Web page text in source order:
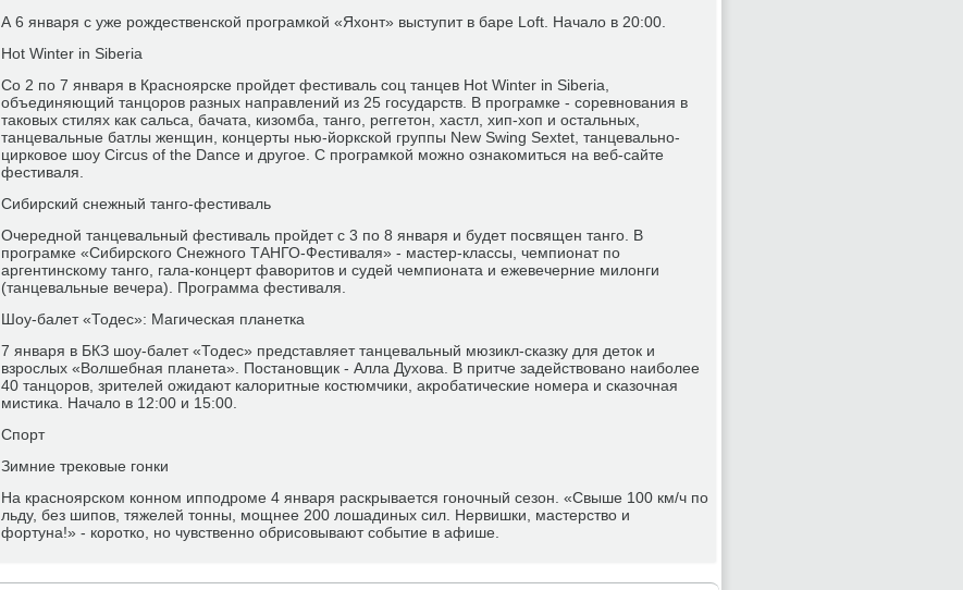
А 6 января с уже рождественской програмкой «Яхонт» выступит в баре Loft. Начало в 20:00.
Hot Winter in Siberia
Со 2 по 7 января в Красноярске пройдет фестиваль соц танцев Hot Winter in Siberia,
объединяющий танцоров разных направлений из 25 государств. В програмке - соревнования в
таковых стилях как сальса, бачата, кизомба, танго, реггетон, хастл, хип-хоп и остальных,
танцевальные батлы женщин, концерты нью-йоркской группы New Swing Sextet, танцевально-
цирковое шоу Circus of the Dance и другое. С програмкой можно ознакомиться на веб-сайте
фестиваля.
Сибирский снежный танго-фестиваль
Очередной танцевальный фестиваль пройдет с 3 по 8 января и будет посвящен танго. В
програмке «Сибирского Снежного ТАНГО-Фестиваля» - мастер-классы, чемпионат по
аргентинскому танго, гала-концерт фаворитов и судей чемпионата и ежевечерние милонги
(танцевальные вечера). Программа фестиваля.
Шоу-балет «Тодес»: Магическая планетка
7 января в БКЗ шоу-балет «Тодес» представляет танцевальный мюзикл-сказку для деток и
взрослых «Волшебная планета». Постановщик - Алла Духова. В притче задействовано наиболее
40 танцоров, зрителей ожидают калоритные костюмчики, акробатические номера и сказочная
мистика. Начало в 12:00 и 15:00.
Спорт
Зимние трековые гонки
На красноярском конном ипподроме 4 января раскрывается гоночный сезон. «Свыше 100 км/ч по
льду, без шипов, тяжелей тонны, мощнее 200 лошадиных сил. Нервишки, мастерство и
фортуна!» - коротко, но чувственно обрисовывают событие в афише.